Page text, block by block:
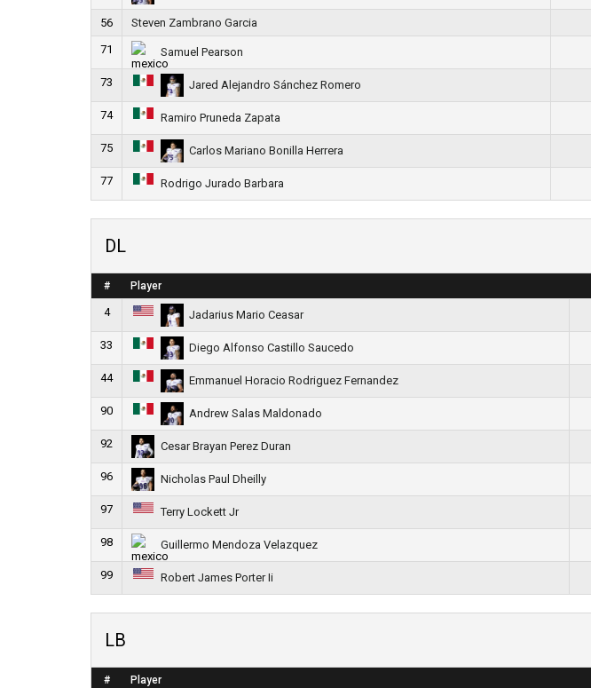
56 Steven Zambrano Garcia
71
Samuel Pearson
73 Jared Alejandro Sánchez Romero
74 Ramiro Pruneda Zapata
75 Carlos Mariano Bonilla Herrera
77 Rodrigo Jurado Barbara
DL
# Player
4 Jadarius Mario Ceasar
33 Diego Alfonso Castillo Saucedo
44 Emmanuel Horacio Rodriguez Fernandez
90 Andrew Salas Maldonado
92 Cesar Brayan Perez Duran
96 Nicholas Paul Dheilly
97 Terry Lockett Jr
98 Guillermo Mendoza Velazquez
99 Robert James Porter Ii
LB
# Player